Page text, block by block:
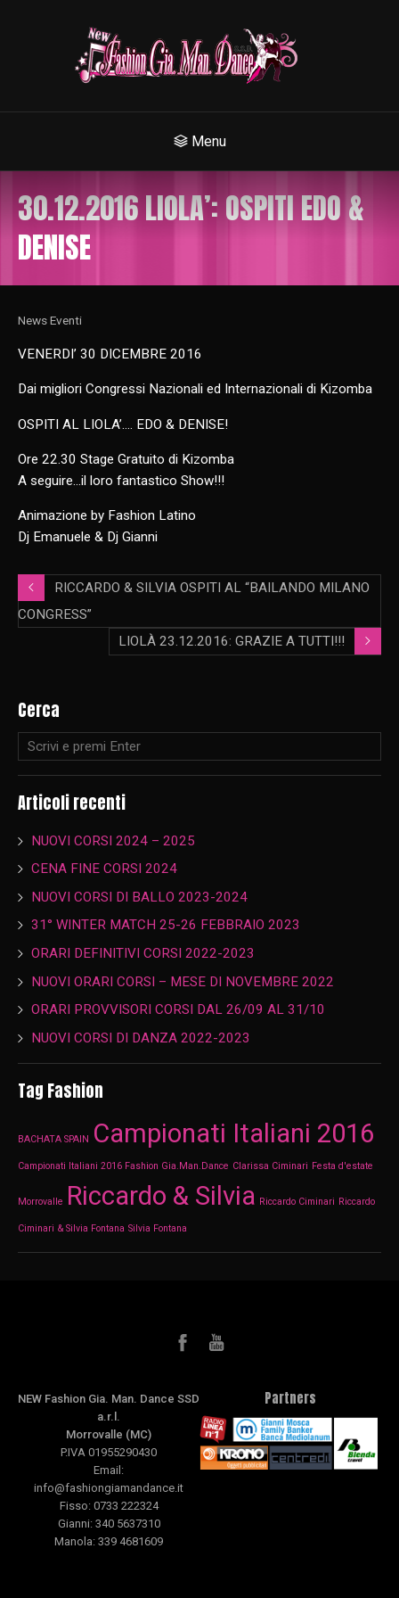
Menu
30.12.2016 LIOLA’: OSPITI EDO &
DENISE
News Eventi
VENERDI’ 30 DICEMBRE 2016
Dai migliori Congressi Nazionali ed Internazionali di Kizomba
OSPITI AL LIOLA’…. EDO & DENISE!
Ore 22.30 Stage Gratuito di Kizomba
A seguire…il loro fantastico Show!!!
Animazione by Fashion Latino
Dj Emanuele & Dj Gianni
RICCARDO & SILVIA OSPITI AL “BAILANDO MILANO
CONGRESS”
LIOLÀ 23.12.2016: GRAZIE A TUTTI!!!
Cerca
Articoli recenti
NUOVI CORSI 2024 – 2025
CENA FINE CORSI 2024
NUOVI CORSI DI BALLO 2023-2024
31° WINTER MATCH 25-26 FEBBRAIO 2023
ORARI DEFINITIVI CORSI 2022-2023
NUOVI ORARI CORSI – MESE DI NOVEMBRE 2022
ORARI PROVVISORI CORSI DAL 26/09 AL 31/10
NUOVI CORSI DI DANZA 2022-2023
Tag Fashion
BACHATA SPAIN Campionati Italiani 2016
Campionati Italiani 2016 Fashion Gia.Man.Dance Clarissa Ciminari Festa d'estate
Morrovalle Riccardo & Silvia Riccardo Ciminari Riccardo
Ciminari & Silvia Fontana Silvia Fontana
NEW Fashion Gia. Man. Dance SSD
a.r.l.
Morrovalle (MC)
P.IVA 01955290430
Email:
info@fashiongiamandance.it
Fisso: 0733 222324
Gianni: 340 5637310
Manola: 339 4681609
Partners